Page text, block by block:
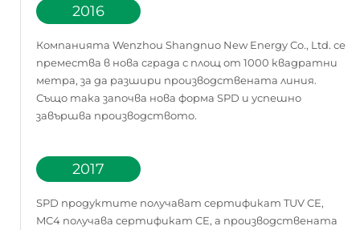
2016
Компанията Wenzhou Shangnuo New Energy Co., Ltd. се
премества в нова сграда с площ от 1000 квадратни
метра, за да разшири производствената линия.
Също така започва нова форма SPD и успешно
завършва производството.
2017
SPD продуктите получават сертификат TUV CE,
MC4 получава сертификат CE, а производствената